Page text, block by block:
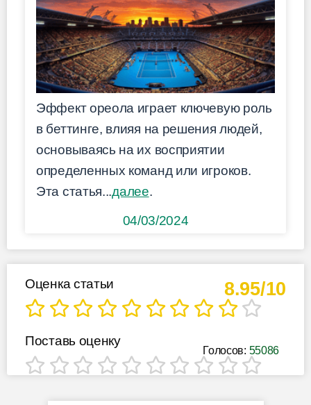
Эффект ореола играет ключевую роль
в беттинге, влияя на решения людей,
основываясь на их восприятии
определенных команд или игроков.
Эта статья...далее.
04/03/2024
8.95/10
Оценка статьи
Голосов: 55086
Поставь оценку